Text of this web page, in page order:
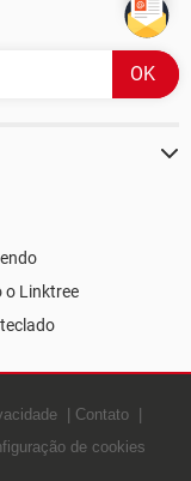
o Linktree
Contato
de cookies